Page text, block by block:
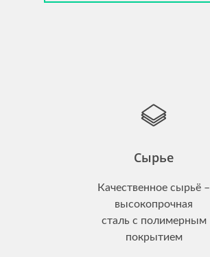
Сырье
Качественное сырьё –
высокопрочная
сталь с полимерным
покрытием